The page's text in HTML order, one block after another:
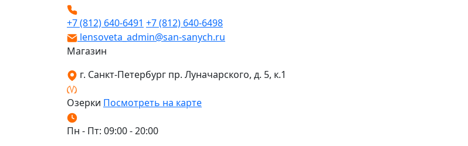
+7 (812) 640-6491 +7 (812) 640-6498
lensoveta_admin@san-sanych.ru
Магазин
г. Санкт-Петербург пр. Луначарского, д. 5, к.1
Озерки Посмотреть на карте
Пн - Пт: 09:00 - 20:00